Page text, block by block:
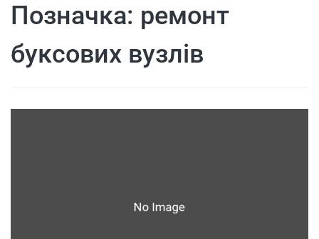
Позначка: ремонт
буксових вузлів